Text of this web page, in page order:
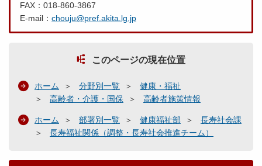
FAX：018-860-3867
E-mail： chouju@pref.akita.lg.jp
このページの現在位置
ホーム 分野別一覧
健康・福祉
高齢者・介護・国保
高齢者施策情報
ホーム 部署別一覧 健康福祉部
長寿社会課
長寿福祉関係（調整・長寿社会推進チーム）